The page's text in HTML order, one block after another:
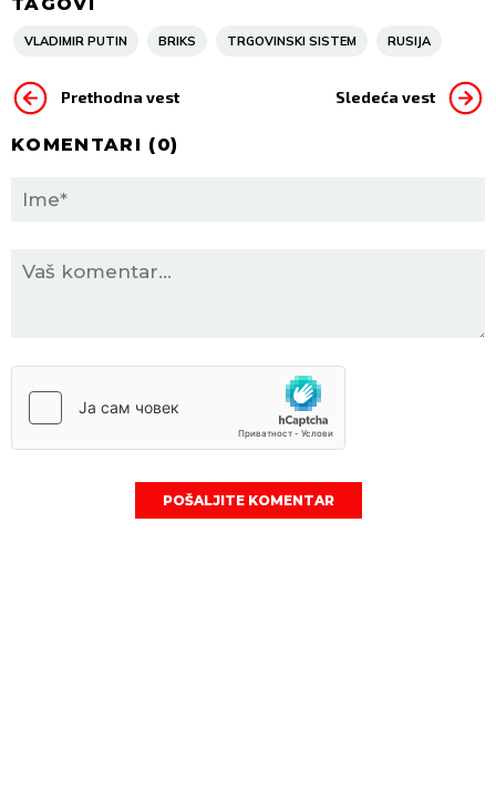
VLADIMIR PUTIN BRIKS TRGOVINSKI SISTEM RUSIJA
Prethodna vest Sledeća vest
KOMENTARI (0)
POŠALJITE KOMENTAR